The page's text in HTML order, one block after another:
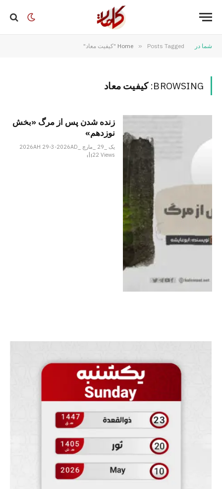
شما در Home » Posts Tagged "کیفیت معاد"
BROWSING: کیفیت معاد
زنده شدن پس از مرگ «بخش
نوزدهم»
یک _29 _مارچ _2026AH 29-3-2026AD
22Views